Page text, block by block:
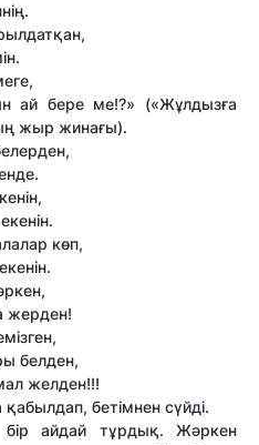
ай бере ме!?» («Жұлдызға
жыр жинағы).
көп,
жерден!
белден,
желден!!!
бетімнен сүйді.
бір айдай тұрдық. Жәркен